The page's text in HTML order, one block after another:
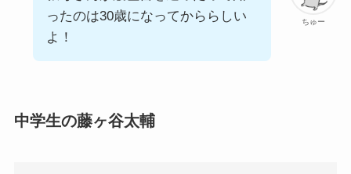
ちゅー
ったのは30歳になってかららしい
よ！
中学生の藤ヶ谷太輔